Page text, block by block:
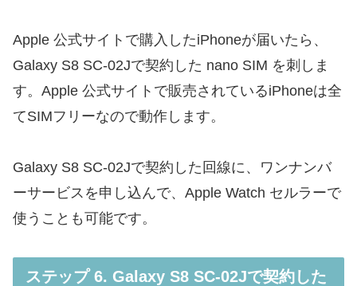
Apple 公式サイトで購入したiPhoneが届いたら、
Galaxy S8 SC-02Jで契約した nano SIM を刺しま
す。Apple 公式サイトで販売されているiPhoneは全
てSIMフリーなので動作します。
Galaxy S8 SC-02Jで契約した回線に、ワンナンバ
ーサービスを申し込んで、Apple Watch セルラーで
使うことも可能です。
ステップ 6. Galaxy S8 SC-02Jで契約した